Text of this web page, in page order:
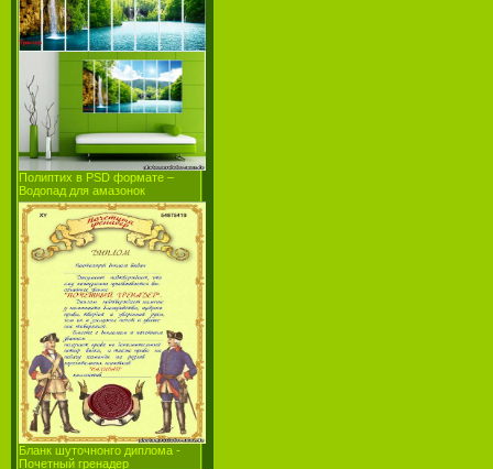
Полиптих в PSD формате –
Водопад для амазонок
Бланк шуточнонго диплома -
Почетный гренадер